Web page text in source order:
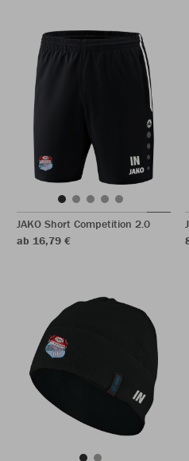
JAKO Short Competition 2.0
ab 16,79 €